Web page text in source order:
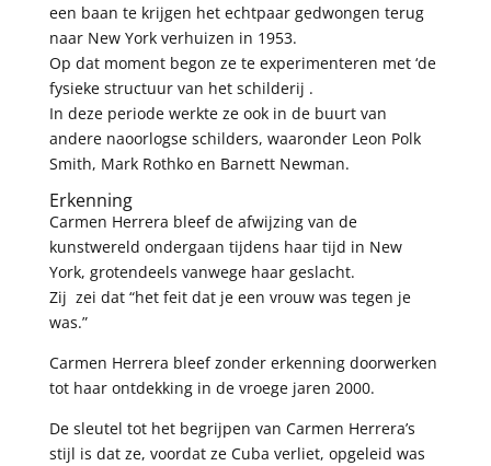
een ​​baan te krijgen het echtpaar gedwongen terug
naar New York verhuizen in 1953.
Op dat moment begon ze te experimenteren met ‘de
fysieke structuur van het schilderij .
In deze periode werkte ze ook in de buurt van
andere naoorlogse schilders, waaronder Leon Polk
Smith, Mark Rothko en Barnett Newman.
Erkenning
Carmen Herrera bleef de afwijzing van de
kunstwereld ondergaan tijdens haar tijd in New
York, grotendeels vanwege haar geslacht.
Zij zei dat “het feit dat je een vrouw was tegen je
was.”
Carmen Herrera bleef zonder erkenning doorwerken
tot haar ontdekking in de vroege jaren 2000.
De sleutel tot het begrijpen van Carmen Herrera’s
stijl is dat ze, voordat ze Cuba verliet, opgeleid was